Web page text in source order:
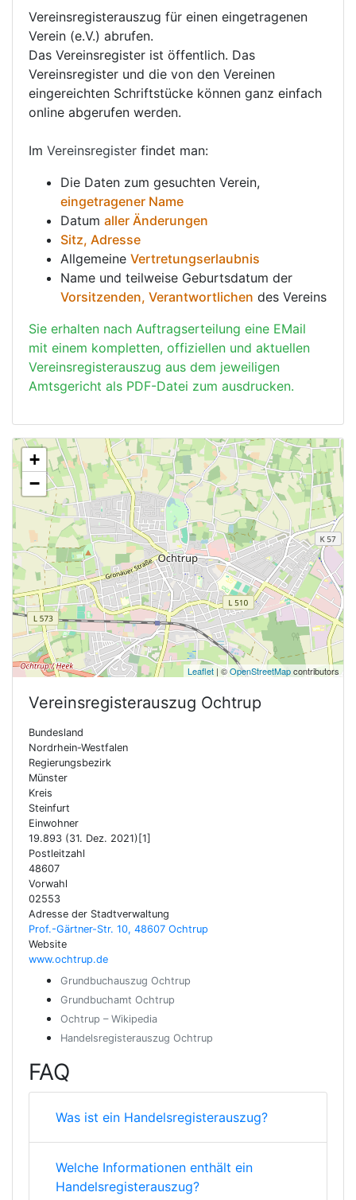
Vereinsregisterauszug für einen eingetragenen
Verein (e.V.) abrufen.
Das Vereinsregister ist öffentlich. Das
Vereinsregister und die von den Vereinen
eingereichten Schriftstücke können ganz einfach
online abgerufen werden.
Im Vereinsregister findet man:
Die Daten zum gesuchten Verein,
eingetragener Name
Datum aller Änderungen
Sitz, Adresse
Allgemeine Vertretungserlaubnis
Name und teilweise Geburtsdatum der
Vorsitzenden, Verantwortlichen des Vereins
Sie erhalten nach Auftragserteilung eine EMail
mit einem kompletten, offiziellen und aktuellen
Vereinsregisterauszug aus dem jeweiligen
Amtsgericht als PDF-Datei zum ausdrucken.
+
−
Leaflet | ©OpenStreetMapcontributors
Vereinsregisterauszug Ochtrup
Bundesland
Nordrhein-Westfalen
Regierungsbezirk
Münster
Kreis
Steinfurt
Einwohner
19.893 (31. Dez. 2021)[1]
Postleitzahl
48607
Vorwahl
02553
Adresse der Stadtverwaltung
Prof.-Gärtner-Str. 10, 48607 Ochtrup
Website
www.ochtrup.de
Grundbuchauszug Ochtrup
Grundbuchamt Ochtrup
Ochtrup – Wikipedia
Handelsregisterauszug Ochtrup
FAQ
Was ist ein Handelsregisterauszug?
Welche Informationen enthält ein
Handelsregisterauszug?